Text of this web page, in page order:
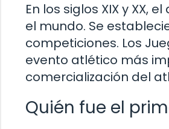
En los siglos XIX y
el mundo. Se
competiciones. Los
evento atlético más
comercialización del
Quién fue el